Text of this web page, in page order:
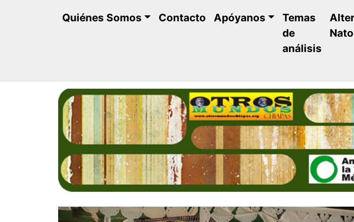
Quiénes Somos Contacto Apóyanos
Temas
de
análisis